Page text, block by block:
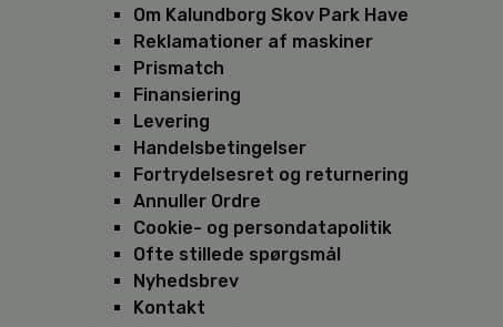
Om Kalundborg Skov Park Have
Reklamationer af maskiner
Prismatch
Finansiering
Levering
Handelsbetingelser
Fortrydelsesret og returnering
Annuller Ordre
Cookie- og persondatapolitik
Ofte stillede spørgsmål
Nyhedsbrev
Kontakt